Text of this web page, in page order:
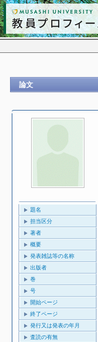
論文
題名
担当区分
著者
概要
発表雑誌等の名称
出版者
巻
号
開始ページ
終了ページ
発行又は発表の年月
査読の有無